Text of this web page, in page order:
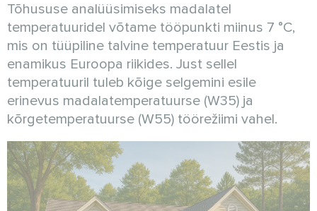
Tõhususe analüüsimiseks madalatel
temperatuuridel võtame tööpunkti miinus 7 °C,
mis on tüüpiline talvine temperatuur Eestis ja
enamikus Euroopa riikides. Just sellel
temperatuuril tuleb kõige selgemini esile
erinevus madalatemperatuurse (W35) ja
kõrgetemperatuurse (W55) töörežiimi vahel.